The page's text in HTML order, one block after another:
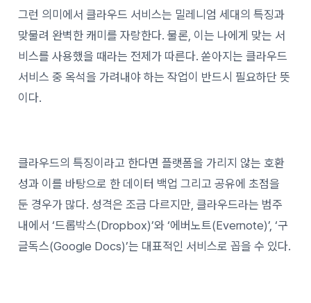
그런 의미에서 클라우드 서비스는 밀레니엄 세대의 특징과
맞물려 완벽한 캐미를 자랑한다. 물론, 이는 나에게 맞는 서
비스를 사용했을 때라는 전제가 따른다. 쏟아지는 클라우드
서비스 중 옥석을 가려내야 하는 작업이 반드시 필요하단 뜻
이다.
클라우드의 특징이라고 한다면 플랫폼을 가리지 않는 호환
성과 이를 바탕으로 한 데이터 백업 그리고 공유에 초점을
둔 경우가 많다. 성격은 조금 다르지만, 클라우드라는 범주
내에서 ‘드롭박스(Dropbox)’와 ‘에버노트(Evernote)’, ‘구
글독스(Google Docs)’는 대표적인 서비스로 꼽을 수 있다.